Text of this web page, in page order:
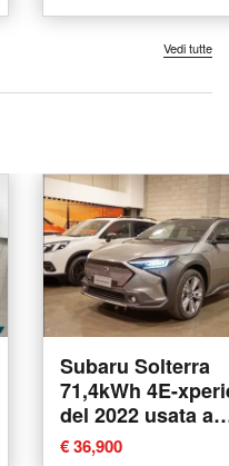
Vedi tutte
Subaru Solterra
71,4kWh 4E-
del 2022 usata a
Pescara
€ 36,900